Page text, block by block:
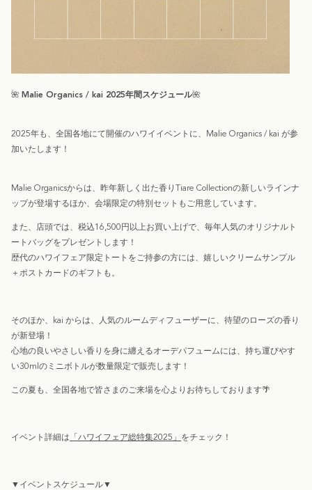
🌺 Malie Organics / kai 2025年間スケジュール🌺
2025年も、全国各地にて開催のハワイイベントに、Malie Organics / kai が参
加いたします！
Malie Organicsからは、昨年新しく出た香り Tiare Collectionの新しいラインナ
ップが登場するほか、会場限定の特別セットもご用意しています。
また、店頭では、 税込16,500 円以上お買い上げで、 毎年人気のオリジナルト
ートバッグをプレゼントします！
歴代のハワイフェア限定トートをご持参の方には、嬉しいクリームサンプル
＋ポストカードのギフトも。
そのほか、kai からは、人気のルームディフューザーに、待望のローズの香り
が新登場！
心地の良いやさしい香りを身に纏えるオーデパフュームには、持ち運びやす
い30mlのミニボトルが数量限定で販売します！
この夏も、全国各地で皆さまのご来場を心よりお待ちしております🌴
イベント詳細は 「ハワイフェア総特集2025」 をチェック！
▼ イベントスケジュール▼